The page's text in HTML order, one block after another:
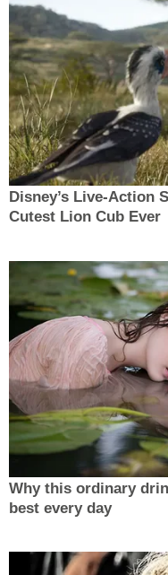
Disney’s Live-Action
Cutest Lion Cub Ever
Why this ordinary
best every day